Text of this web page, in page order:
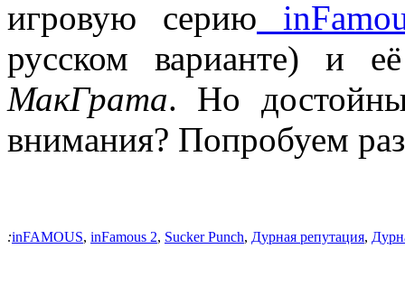
игровую серию
русском варианте) и
МакГрата. Но
внимания? Попробуем
:inFAMOUS, inFamous 2, Sucker Punch, Дурная репутация,